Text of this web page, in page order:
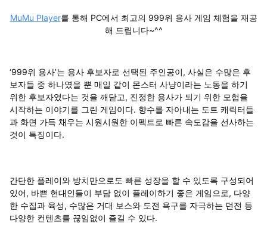
MuMu Player를 통해 PC에서 최고의 999위 용사 게임 체험을 재공
해 드립니다~^^
‘999위 용사’는 용사 후보자로 선택된 주인공이, 사실은 수많은 후
보자들 중 하나였을 뿐 매일 같이 몬스터 사냥이라는 노동을 하기
위한 후보자였다는 것을 깨닫고, 진정한 용사가 되기 위한 모험을
시작하는 이야기를 그린 게임이다. 향수를 자아내는 도트 캐릭터들
과 화면 가득 채우는 시원시원한 이펙트로 빠른 속도감을 선사하는
것이 특징이다.
간단한 플레이와 방치만으로도 빠른 성장을 할 수 있도록 구성되어
있어, 바쁜 현대인들이 부담 없이 플레이하기 좋은 게임으로, 다양
한 수집과 육성, 수많은 거대 보스와 도전 욕구를 자극하는 던전 등
다양한 컨텐츠를 끊임없이 즐길 수 있다.